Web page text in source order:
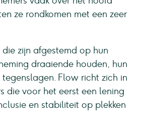
ze rondkomen met een zeer
zijn afgestemd op hun
draaiende houden, hun
Flow richt zich in
die voor het eerst een lening
en stabiliteit op plekken